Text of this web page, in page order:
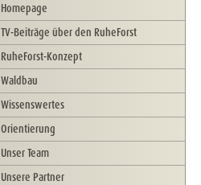
Homepage
TV-Beiträge über den RuheForst
RuheForst-Konzept
Waldbau
Wissenswertes
Orientierung
Unser Team
Unsere Partner